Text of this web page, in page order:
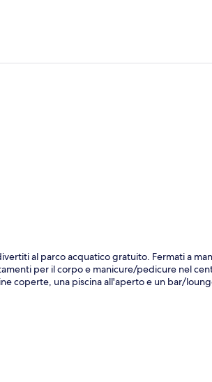
al parco acquatico gratuito. Fermati a
per il corpo e manicure/pedicure nel
coperte, una piscina all'aperto e un bar/